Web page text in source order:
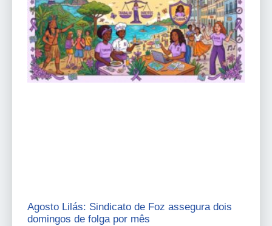
Agosto Lilás: Sindicato de Foz assegura dois
domingos de folga por mês